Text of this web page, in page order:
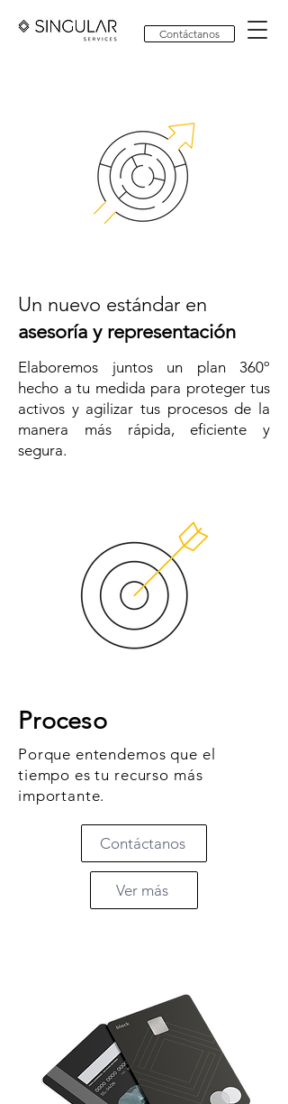
Contáctanos
Un nuevo estándar en
asesoría y representación
Elaboremos juntos un plan 360º
hecho a tu medida para proteger tus
activos y agilizar tus procesos de la
manera más rápida, eficiente y
segura.
Proceso
Porque entendemos que el
tiempo es tu recurso más
importante.
Contáctanos
Ver más